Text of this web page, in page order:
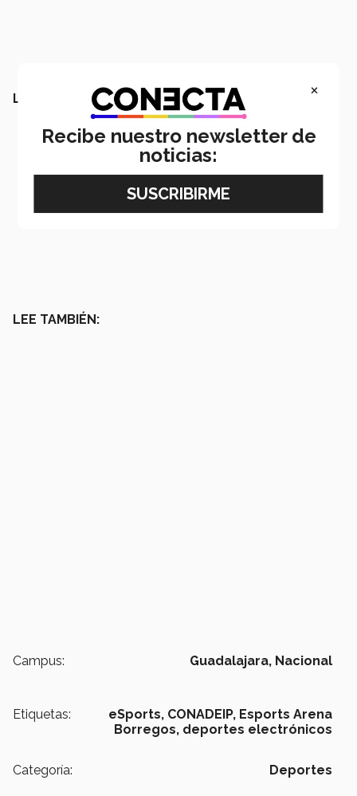
LEE TAMBIÉN:
LEE TAMBIÉN:
Campus: Guadalajara, Nacional
Etiquetas: eSports, CONADEIP, Esports Arena
Borregos, deportes electrónicos
Categoría: Deportes
×
Recibe nuestro newsletter de
noticias: